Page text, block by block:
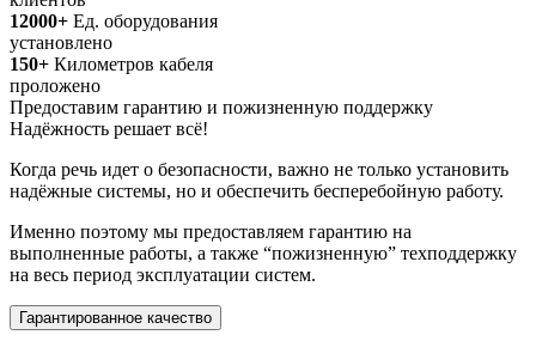
12000+ Ед. оборудования
установлено
150+ Километров кабеля
проложено
Предоставим гарантию и пожизненную поддержку
Надёжность решает всё!
Когда речь идет о безопасности, важно не только установить
надёжные системы, но и обеспечить бесперебойную работу.
Именно поэтому мы предоставляем гарантию на
выполненные работы, а также “пожизненную” техподдержку
на весь период эксплуатации систем.
Гарантированное качество